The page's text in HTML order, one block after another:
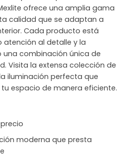
ofrece una amplia gama
calidad que se adaptan a
Cada producto está
al detalle y la
una combinación única de
Visita la extensa colección de
iluminación perfecta que
espacio de manera eficiente.
moderna que presta